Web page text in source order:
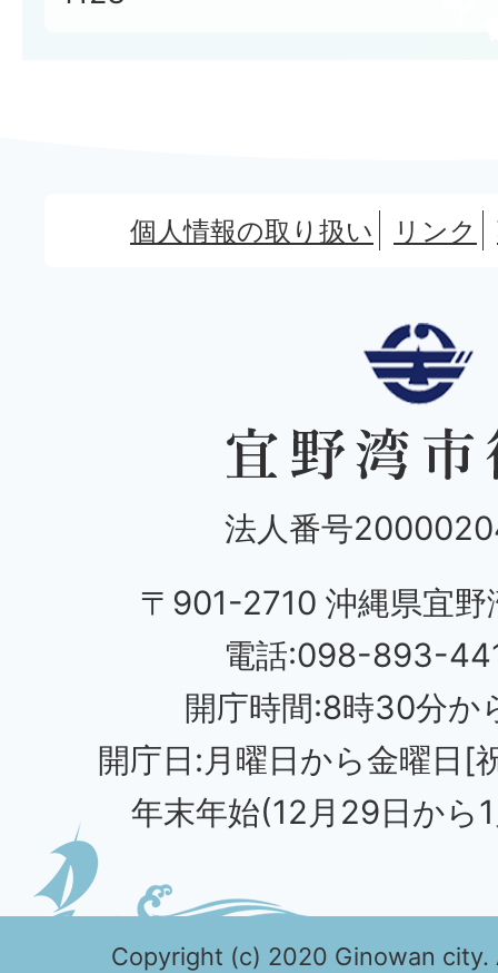
個人情報の取り扱い リンク
法人番号
〒901-2710 沖縄県宜野
電話:098-893-
開庁時間:8時30分か
開庁日:月曜日から金曜日[
年末年始(12月29日から
Copyright (c) 2020 Ginowan city.